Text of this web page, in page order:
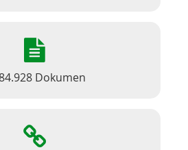
Dokumen